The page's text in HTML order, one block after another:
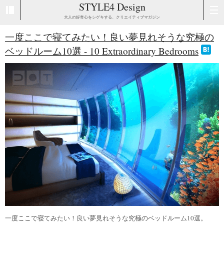
STYLE4 Design
大人の好奇心をシゲキする、クリエイティブマガジン
一度ここで寝てみたい！良い夢見れそうな究極の
ベッドルーム10選 - 10 Extraordinary Bedrooms
一度ここで寝てみたい！良い夢見れそうな究極のベッドルーム10選。